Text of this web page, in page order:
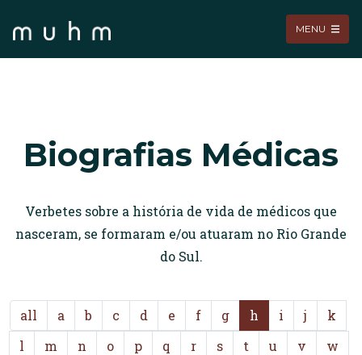
MENU
Biografias Médicas
Verbetes sobre a história de vida de médicos que
nasceram, se formaram e/ou atuaram no Rio Grande
do Sul.
all a b c d e f g h i j
k
l
m n o p q r s t u v
w